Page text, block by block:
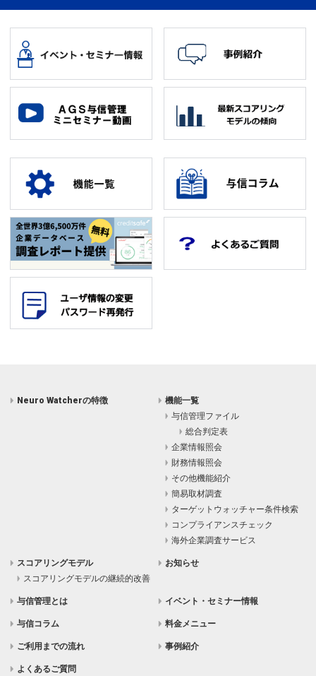
Neuro Watcherの特徴
機能一覧
与信管理ファイル
総合判定表
企業情報照会
財務情報照会
その他機能紹介
簡易取材調査
ターゲットウォッチャー条件検索
コンプライアンスチェック
海外企業調査サービス
スコアリングモデル
スコアリングモデルの継続的改善
お知らせ
イベント・セミナー情報
与信管理とは
料金メニュー
事例紹介
与信コラム
ご利用までの流れ
よくあるご質問